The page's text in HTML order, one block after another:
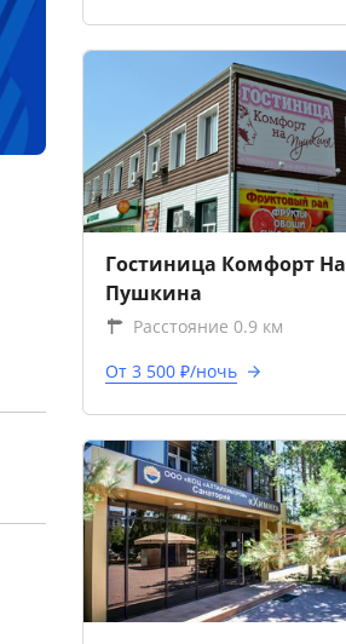
Гостиница Комфорт На
Пушкина
Расстояние 0.9 км
От 3 500 ₽/ночь